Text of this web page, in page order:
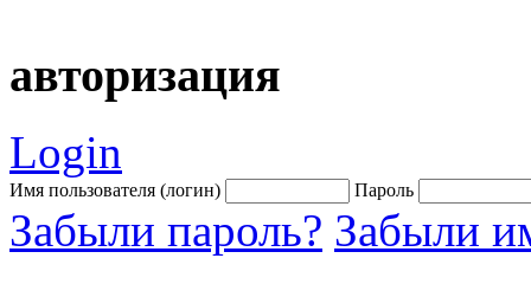
авторизация
Login
Имя пользователя (логин) Пароль
Забыли пароль? Забыли